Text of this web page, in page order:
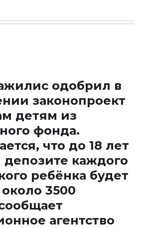
одобрил в
законопроект
детям из
фонда.
что до 18 лет
депозите каждого
ребёнка будет
3500
агентство